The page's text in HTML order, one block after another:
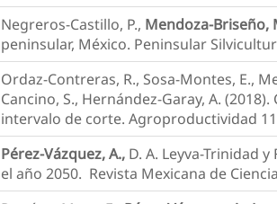
Negreros-Castillo, P., Mendoza-Briseño,
peninsular, México. Peninsular
Ordaz-Contreras, R., Sosa-Montes, E.,
Cancino, S., Hernández-Garay, A.
intervalo de corte. Agroproductividad
Pérez-Vázquez, A., D. A. Leyva-Trinidad
el año 2050. Revista Mexicana de